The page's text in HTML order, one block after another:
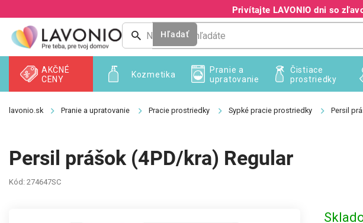
na
obsah
Privítajte LAVONIO dni so
Hľadať
Kozmetika
AKČNÉ
CENY
Pranie a
upratovanie
Čistiace
prostriedky
Pranie a upratovanie Pracie prostriedky Sypké pracie prostriedky Persil
Persil prášok (4PD/kra) Regular
Kód: 274647SC